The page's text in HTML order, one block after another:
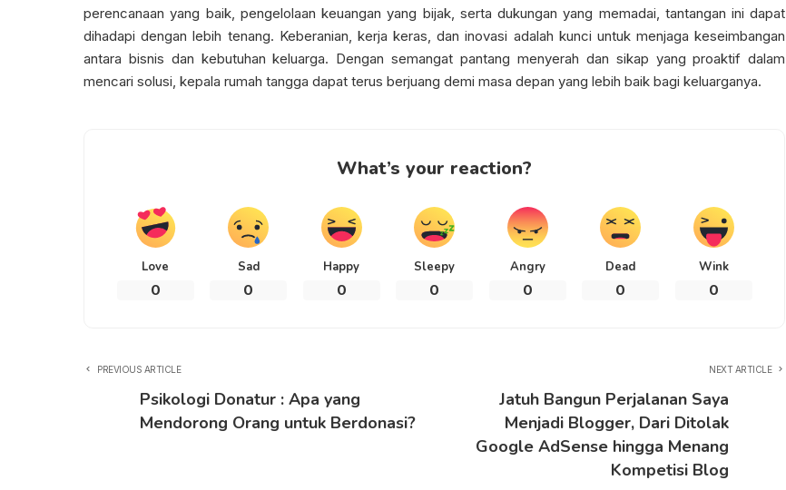
perencanaan yang baik, pengelolaan keuangan yang bijak, serta dukungan yang memadai, tantangan ini dapat
dihadapi dengan lebih tenang. Keberanian, kerja keras, dan inovasi adalah kunci untuk menjaga keseimbangan
antara bisnis dan kebutuhan keluarga. Dengan semangat pantang menyerah dan sikap yang proaktif dalam
mencari solusi, kepala rumah tangga dapat terus berjuang demi masa depan yang lebih baik bagi keluarganya.
What’s your reaction?
Love
0
Sad
0
Happy
0
Sleepy
0
Angry
0
Dead
0
Wink
0
PREVIOUS ARTICLE
Psikologi Donatur : Apa yang
Mendorong Orang untuk Berdonasi?
NEXT ARTICLE
Jatuh Bangun Perjalanan Saya
Menjadi Blogger, Dari Ditolak
Google AdSense hingga Menang
Kompetisi Blog